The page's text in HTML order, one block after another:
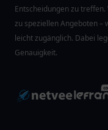
Entscheidungen zu
zu speziellen Angeboten –
leicht zugänglich. Dabei
Genauigkeit.